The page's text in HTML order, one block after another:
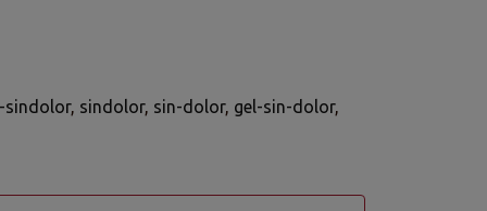
sindolor sindolor sin-dolor gel-sin-dolor